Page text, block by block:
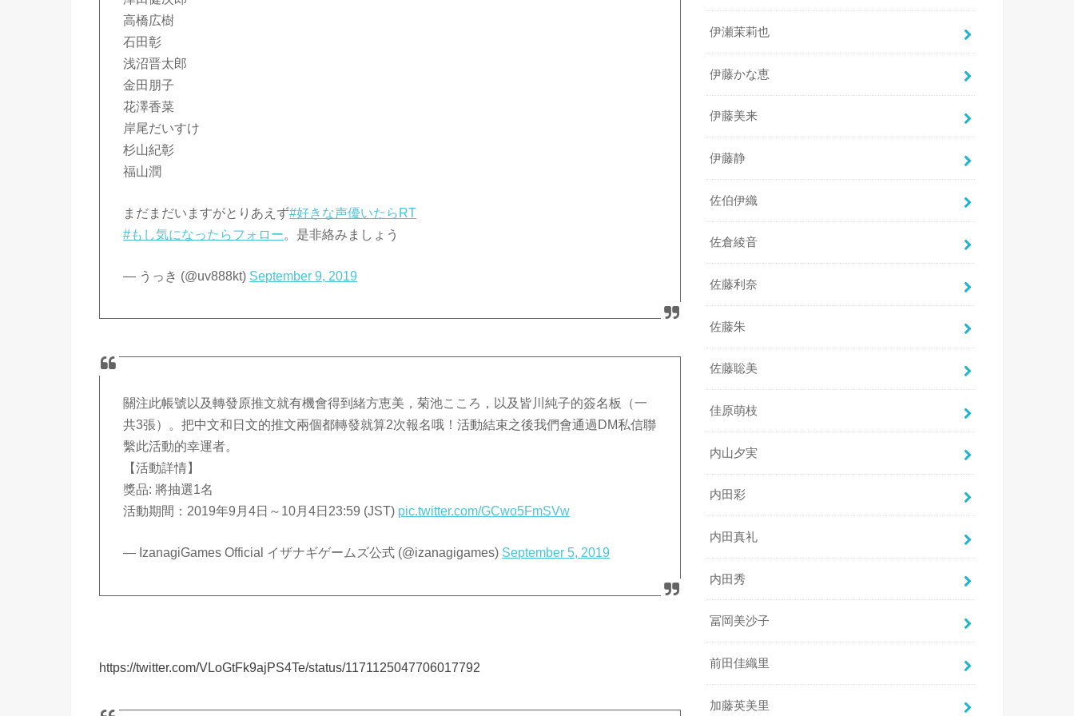
高橋広樹
石田彰
浅沼晋太郎
金田朋子
花澤香菜
岸尾だいすけ
杉山紀彰
福山潤
まだまだいますがとりあえず#好きな声優いたらRT
#もし気になったらフォロー。是非絡みましょう
— うっき (@uv888kt) September 9, 2019
關注此帳號以及轉發原推文就有機會得到緒方恵美，菊池こころ，以及皆川純子的簽名板（一
共3張）。把中文和日文的推文兩個都轉發就算2次報名哦！活動結束之後我們會通過DM私信聯
繫此活動的幸運者。
【活動詳情】
獎品: 將抽選1名
活動期間：2019年9月4日～10月4日23:59 (JST) pic.twitter.com/GCwo5FmSVw
— IzanagiGames Official イザナギゲームズ公式 (@izanagigames) September 5, 2019
https://twitter.com/VLoGtFk9ajPS4Te/status/1171125047706017792
伊瀬茉莉也
伊藤かな恵
伊藤美来
伊藤静
佐伯伊織
佐倉綾音
佐藤利奈
佐藤朱
佐藤聡美
佳原萌枝
内山夕実
内田彩
内田真礼
内田秀
冨岡美沙子
前田佳織里
加藤英美里